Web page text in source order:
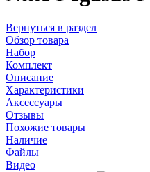
Вернуться в раздел
Обзор товара
Набор
Комплект
Описание
Характеристики
Аксессуары
Отзывы
Похожие товары
Наличие
Файлы
Видео